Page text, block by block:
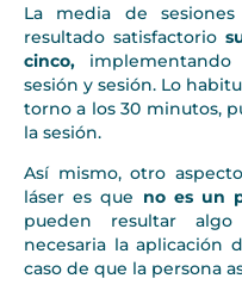
La media de sesiones
resultado satisfactorio
cinco,
sesión y sesión. Lo
torno a los 30 minutos,
la sesión.
Así mismo, otro
láser es que no es un
pueden resultar
necesaria la aplicación
caso de que la persona